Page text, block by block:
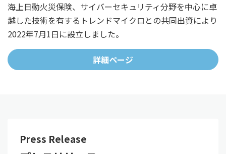
海上日動火災保険、サイバーセキュリティ分野を中心に卓
越した技術を有するトレンドマイクロとの共同出資により
2022年7月1日に設立しました。
詳細ページ
Press Release